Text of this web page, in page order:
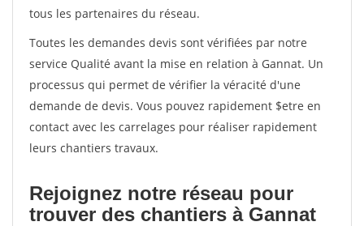
tous les partenaires du réseau.
Toutes les demandes devis sont vérifiées par notre
service Qualité avant la mise en relation à Gannat. Un
processus qui permet de vérifier la véracité d'une
demande de devis. Vous pouvez rapidement $etre en
contact avec les carrelages pour réaliser rapidement
leurs chantiers travaux.
Rejoignez notre réseau pour
trouver des chantiers à Gannat